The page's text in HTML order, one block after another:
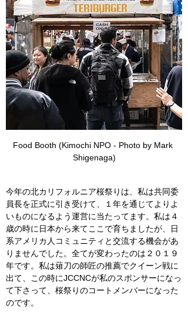
Food Booth (Kimochi NPO - Photo by Mark
Shigenaga)
今年の北カリフォルニア桜祭りは、私は共同委
員長を正式に引き受けて、１年を通じてよりよ
いものになるよう運営に当たってます。私は４
歳の時に日本から来てここで育ちましたが、日
系アメリカ人コミュニティと交流する機会があ
りませんでした。全てが変わったのは２０１９
年です。私は薙刀の師匠の推薦でクイーン戦に
出て、この時にJCCNCが私のスポンサーになっ
て下さって、桜祭りのコートメンバーになった
のです。